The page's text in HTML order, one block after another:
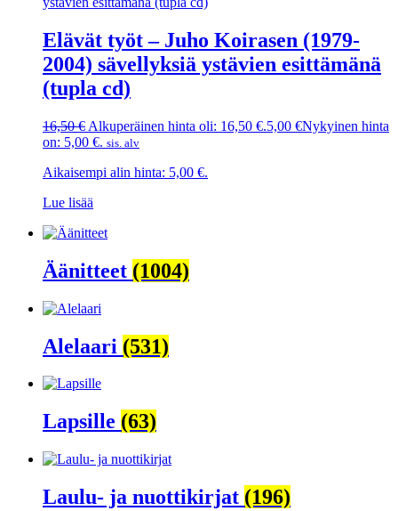
Elävät työt – Juho Koirasen (1979-
2004) sävellyksiä ystävien esittämänä
(tupla cd)
16,50€ Alkuperäinen hinta oli: 16,50 €.5,00 €Nykyinen hinta
on: 5,00 €. sis. alv
Aikaisempi alin hinta: 5,00 €.
Lue lisää
Äänitteet (1004)
Alelaari (531)
Lapsille (63)
Laulu- ja nuottikirjat (196)